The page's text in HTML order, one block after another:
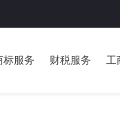
标服务 财税服务 工